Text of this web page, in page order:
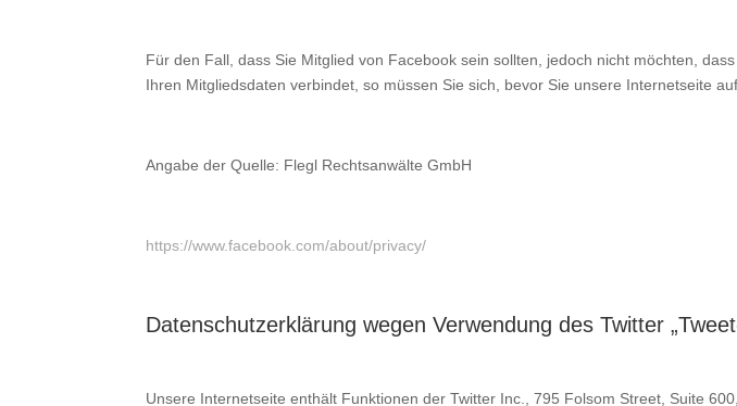
Für den Fall, dass Sie Mitglied von Facebook sein sollten, jedoch nicht möchten,
Ihren Mitgliedsdaten verbindet, so müssen Sie sich, bevor Sie unsere Internetseite
Angabe der Quelle: Flegl Rechtsanwälte GmbH
https://www.facebook.com/about/privacy/
Datenschutzerklärung wegen Verwendung des Twitter
Unsere Internetseite enthält Funktionen der Twitter Inc., 795 Folsom Street, Suite